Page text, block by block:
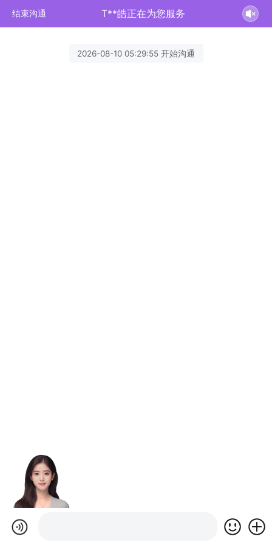
结束沟通 T**皓正在为您服务
2026-08-10 05:29:55 开始沟通